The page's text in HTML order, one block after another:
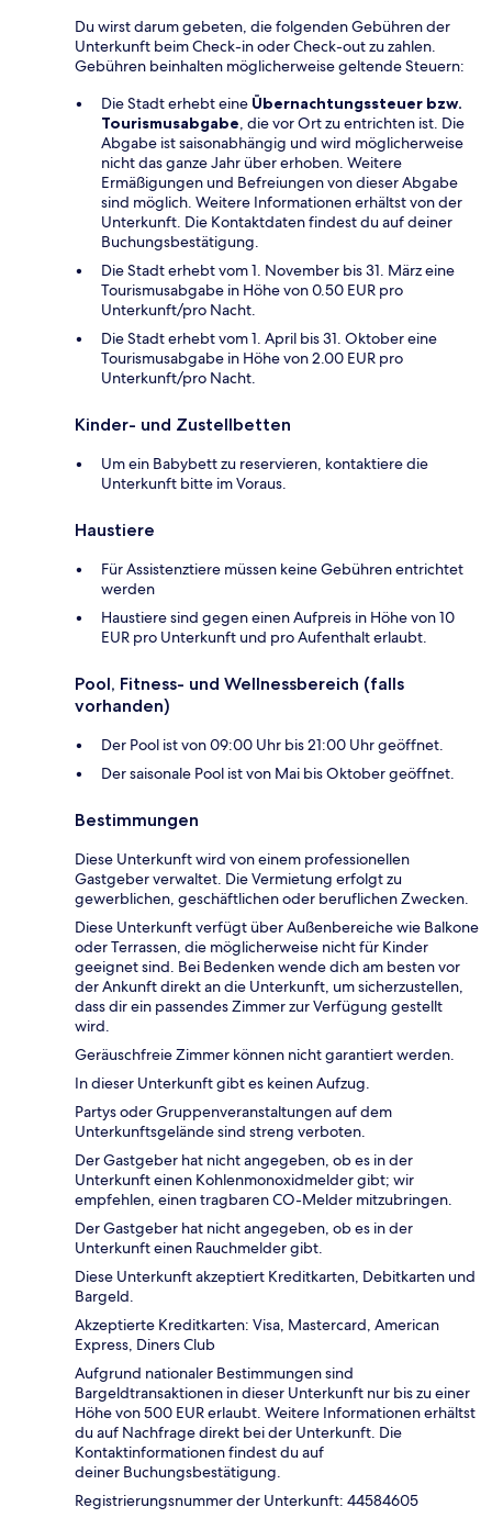
Du wirst darum gebeten, die folgenden Gebühren der
Unterkunft beim Check-in oder Check-out zu zahlen.
Gebühren beinhalten möglicherweise geltende Steuern:
Die Stadt erhebt eine Übernachtungssteuer bzw.
Tourismusabgabe, die vor Ort zu entrichten ist. Die
Abgabe ist saisonabhängig und wird möglicherweise
nicht das ganze Jahr über erhoben. Weitere
Ermäßigungen und Befreiungen von dieser Abgabe
sind möglich. Weitere Informationen erhältst von der
Unterkunft. Die Kontaktdaten findest du auf deiner
Buchungsbestätigung.
Die Stadt erhebt vom 1. November bis 31. März eine
Tourismusabgabe in Höhe von 0.50 EUR pro
Unterkunft/pro Nacht.
Die Stadt erhebt vom 1. April bis 31. Oktober eine
Tourismusabgabe in Höhe von 2.00 EUR pro
Unterkunft/pro Nacht.
Kinder- und Zustellbetten
Um ein Babybett zu reservieren, kontaktiere die
Unterkunft bitte im Voraus.
Haustiere
Für Assistenztiere müssen keine Gebühren entrichtet
werden
Haustiere sind gegen einen Aufpreis in Höhe von 10
EUR pro Unterkunft und pro Aufenthalt erlaubt.
Pool, Fitness- und Wellnessbereich (falls
vorhanden)
Der Pool ist von 09:00 Uhr bis 21:00 Uhr geöffnet.
Der saisonale Pool ist von Mai bis Oktober geöffnet.
Bestimmungen
Diese Unterkunft wird von einem professionellen
Gastgeber verwaltet. Die Vermietung erfolgt zu
gewerblichen, geschäftlichen oder beruflichen Zwecken.
Diese Unterkunft verfügt über Außenbereiche wie Balkone
oder Terrassen, die möglicherweise nicht für Kinder
geeignet sind. Bei Bedenken wende dich am besten vor
der Ankunft direkt an die Unterkunft, um sicherzustellen,
dass dir ein passendes Zimmer zur Verfügung gestellt
wird.
Geräuschfreie Zimmer können nicht garantiert werden.
In dieser Unterkunft gibt es keinen Aufzug.
Partys oder Gruppenveranstaltungen auf dem
Unterkunftsgelände sind streng verboten.
Der Gastgeber hat nicht angegeben, ob es in der
Unterkunft einen Kohlenmonoxidmelder gibt; wir
empfehlen, einen tragbaren CO-Melder mitzubringen.
Der Gastgeber hat nicht angegeben, ob es in der
Unterkunft einen Rauchmelder gibt.
Diese Unterkunft akzeptiert Kreditkarten, Debitkarten und
Bargeld.
Akzeptierte Kreditkarten: Visa, Mastercard, American
Express, Diners Club
Aufgrund nationaler Bestimmungen sind
Bargeldtransaktionen in dieser Unterkunft nur bis zu einer
Höhe von 500 EUR erlaubt. Weitere Informationen erhältst
du auf Nachfrage direkt bei der Unterkunft. Die
Kontaktinformationen findest du auf
deiner Buchungsbestätigung.
Registrierungsnummer der Unterkunft: 44584605